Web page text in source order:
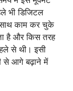
भी डिजिटल
साथ काम कर चुके
है और किस तरह
से थी। इसी
से आगे बढ़ाने में